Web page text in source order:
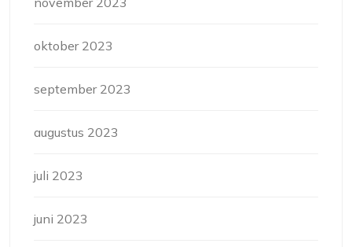
oktober 2023
september 2023
augustus 2023
juli 2023
juni 2023